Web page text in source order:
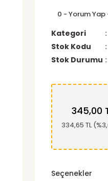
0 - Yorum Yap
Kategori
Stok Kodu
Stok Durumu
345,00
334,65 TL
Seçenekler